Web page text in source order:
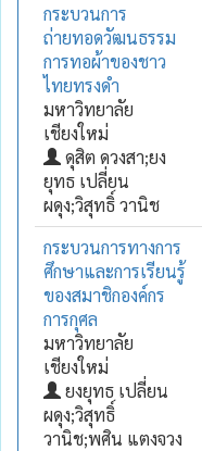
กระบวนการ
ถ่ายทอดวัฒนธรรม
การทอผ้าของชาว
ไทยทรงดำ
มหาวิทยาลัย
เชียงใหม่
ดุสิต ดวงสา;ยง
ยุทธ เปลี่ยน
ผดุง;วิสุทธิ์ วานิช
กระบวนการทางการ
ศึกษาและการเรียนรู้
ของสมาชิกองค์กร
การกุศล
มหาวิทยาลัย
เชียงใหม่
ยงยุทธ เปลี่ยน
ผดุง;วิสุทธิ์
วานิช;พศิน แตงจวง